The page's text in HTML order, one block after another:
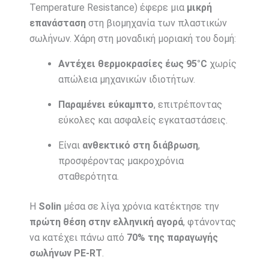
Temperature Resistance) έφερε μια μικρή
επανάστασηστη βιομηχανία των πλαστικών
σωλήνων. Χάρη στη μοναδική μοριακή του δομή:
Αντέχει θερμοκρασίες έως 95°C χωρίς
απώλεια μηχανικών ιδιοτήτων.
Παραμένει εύκαμπτο, επιτρέποντας
εύκολες και ασφαλείς εγκαταστάσεις.
Είναι ανθεκτικό στη διάβρωση,
προσφέροντας μακροχρόνια
σταθερότητα.
Η Solinμέσα σε λίγα χρόνια κατέκτησε την
πρώτη θέση στην ελληνική αγορά, φτάνοντας
να κατέχει πάνω από 70% της παραγωγής
σωλήνων PE-RT.